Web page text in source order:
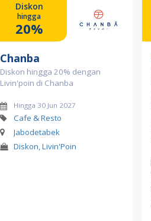
Diskon
hingga
20%
Chanba
Diskon hingga 20% dengan
Livin'poin di Chanba
Hingga 30 Jun 2027
Cafe & Resto
Jabodetabek
Diskon, Livin'Poin